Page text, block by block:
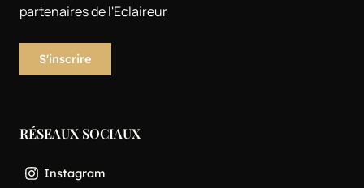
partenaires de l'Eclaireur
RÉSEAUX SOCIAUX
Instagram